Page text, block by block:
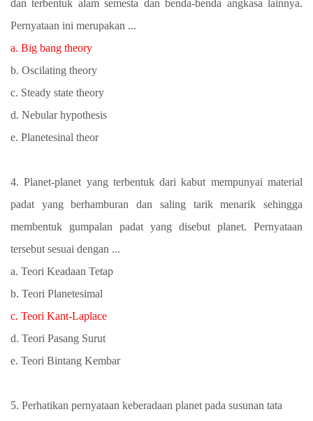
dan terbentuk alam semesta dan benda-benda angkasa lainnya.
Pernyataan ini merupakan ...
a. Big bang theory
b. Oscilating theory
c. Steady state theory
d. Nebular hypothesis
e. Planetesinal theor
4. Planet-planet yang terbentuk dari kabut mempunyai material
padat yang berhamburan dan saling tarik menarik sehingga
membentuk gumpalan padat yang disebut planet. Pernyataan
tersebut sesuai dengan ...
a. Teori Keadaan Tetap
b. Teori Planetesimal
c. Teori Kant-Laplace
d. Teori Pasang Surut
e. Teori Bintang Kembar
5. Perhatikan pernyataan keberadaan planet pada susunan tata